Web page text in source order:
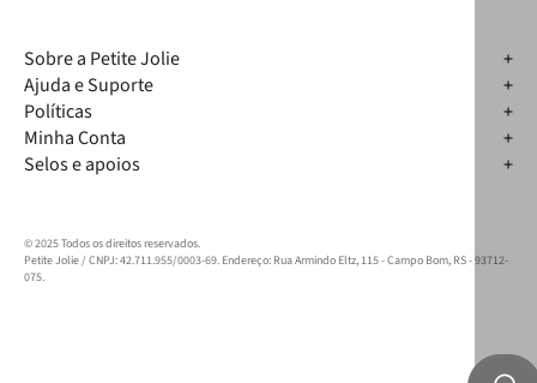
Sobre a Petite Jolie
Ajuda e Suporte
Políticas
Minha Conta
Selos e apoios
© 2025 Todos os direitos reservados.
Petite Jolie / CNPJ: 42.711.955/0003-69. Endereço: Rua Armindo Eltz, 115 - Campo Bom, RS - 93712-
075.